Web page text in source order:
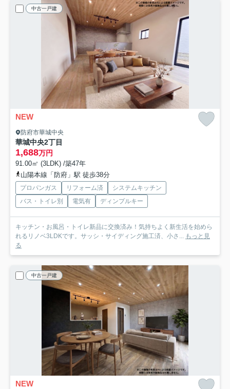
中古一戸建
NEW
防府市華城中央
華城中央2丁目
1,688万円
91.00㎡ (3LDK) /築47年
山陽本線「防府」駅 徒歩38分
プロパンガス リフォーム済
システムキッチン
バス・トイレ別
電気有 ディンプルキー
キッチン・お風呂・トイレ新品に交換済み！気持ちよく新生活を始めら
れるリノベ3LDKです。サッシ・サイディング施工済、小さ... もっと見
る
中古一戸建
NEW